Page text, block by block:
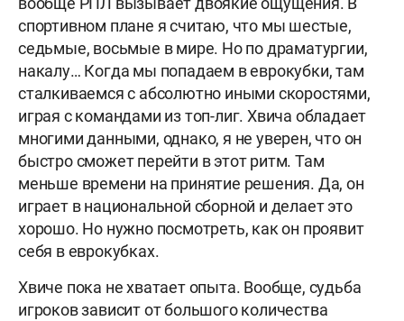
спортивном плане я считаю, что мы шестые,
седьмые, восьмые в мире. Но по драматургии,
накалу… Когда мы попадаем в еврокубки, там
сталкиваемся с абсолютно иными скоростями,
играя с командами из топ-лиг. Хвича обладает
многими данными, однако, я не уверен, что он
быстро сможет перейти в этот ритм. Там
меньше времени на принятие решения. Да, он
играет в национальной сборной и делает это
хорошо. Но нужно посмотреть, как он проявит
себя в еврокубках.
Хвиче пока не хватает опыта. Вообще, судьба
игроков зависит от большого количества